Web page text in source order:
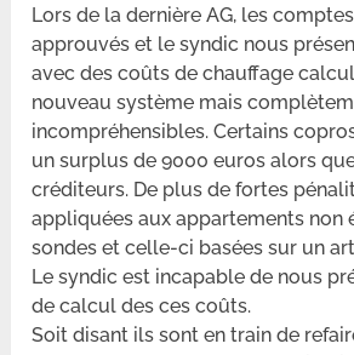
Lors de la dernière AG, les
approuvés et le syndic nous
avec des coûts de chauffage
nouveau système mais
incompréhensibles. Certains
un surplus de 9000 euros alors
créditeurs. De plus de fortes
appliquées aux appartements non
sondes et celle-ci basées sur un
Le syndic est incapable de nous
de calcul des ces coûts.
Soit disant ils sont en train de